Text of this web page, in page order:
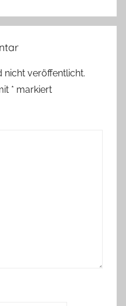
nicht veröffentlicht.
* markiert